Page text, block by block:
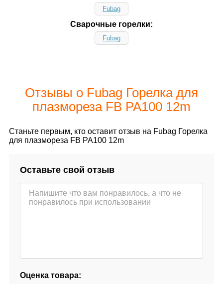
Fubag
Сварочные горелки:
Fubag
Отзывы о Fubag Горелка для
плазмореза FB PA100 12m
Станьте первым, кто оставит отзыв на Fubag Горелка
для плазмореза FB PA100 12m
Оставьте свой отзыв
Оценка товара: